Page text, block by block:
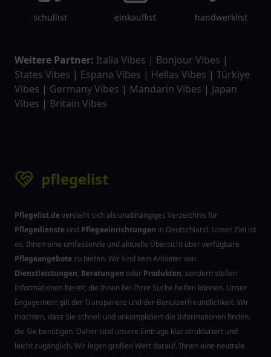
schullist einkauflist handwerklist
Weitere Partner: Italia Vibes | Bonjour Vibes |
States Vibes | Espana Vibes | Hellas Vibes | Türkiye
Vibes | Germany Vibes | Mandarin Vibes | Japan
Vibes | Britain Vibes
pflegelist
Pflegelist.deversteht sich als unabhängiges Verzeichnis für
Pflegedienste und Pflegeeinrichtungen in Deutschland. Unser Ziel ist
es, Ihnen eine umfassende und aktuelle Übersicht über verfügbare
Pflegeangebotezu bieten. Wir sind kein Anbieter von
Dienstleistungen, Beratungen oder Produkten, sondern stellen
Informationen bereit, die Ihnen bei Ihrer Suche helfen können. Unser
Engagement gilt der Transparenz und der Benutzerfreundlichkeit. Wir
möchten, dass Sie schnell und unkompliziert die Informationen finden,
die Sie benötigen. Daher sind unsere Einträge klar strukturiert und
leicht zugänglich. Wir legen großen Wert darauf, Ihnen eine neutrale